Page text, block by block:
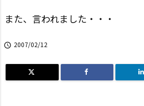
また、言われました・・・
 2007/02/12